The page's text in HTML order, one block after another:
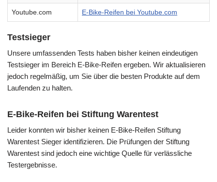
Youtube.com E-Bike-Reifen bei Youtube.com
Testsieger
Unsere umfassenden Tests haben bisher keinen eindeutigen
Testsieger im Bereich E-Bike-Reifen ergeben. Wir aktualisieren
jedoch regelmäßig, um Sie über die besten Produkte auf dem
Laufenden zu halten.
E-Bike-Reifen bei Stiftung Warentest
Leider konnten wir bisher keinen E-Bike-Reifen Stiftung
Warentest Sieger identifizieren. Die Prüfungen der Stiftung
Warentest sind jedoch eine wichtige Quelle für verlässliche
Testergebnisse.